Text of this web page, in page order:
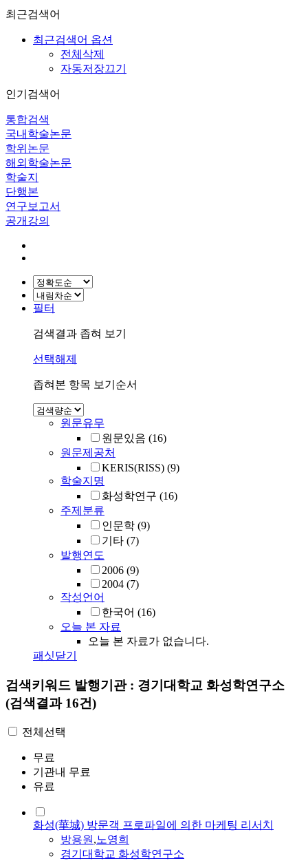
최근검색어
최근검색어 옵션
전체삭제
자동저장끄기
인기검색어
통합검색
국내학술논문
학위논문
해외학술논문
학술지
단행본
연구보고서
공개강의
필터
검색결과 좁혀 보기
선택해제
좁혀본 항목 보기순서
원문유무
원문있음 (16)
원문제공처
KERIS(RISS) (9)
학술지명
화성학연구 (16)
주제분류
인문학 (9)
기타 (7)
발행연도
2006 (9)
2004 (7)
작성언어
한국어 (16)
오늘 본 자료
오늘 본 자료가 없습니다.
패싯닫기
검색키워드 발행기관 : 경기대학교 화성학연구소
(검색결과 16건)
전체선택
무료
기관내 무료
유료
화성(華城) 방문객 프로파일에 의한 마케팅 리서치
방용원,노영희
경기대학교 화성학연구소